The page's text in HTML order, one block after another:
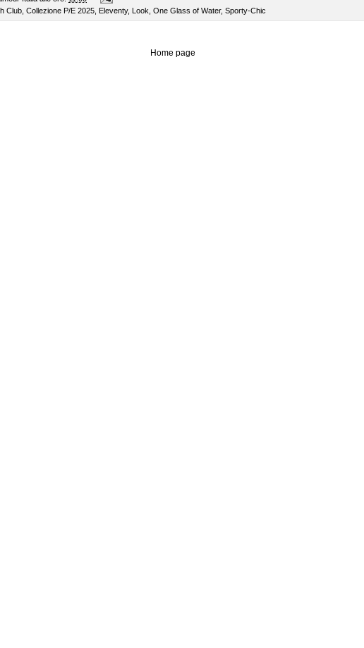
Club Collezione P/E 2025 Eleventy, Look One Glass of Water, Sporty-Chic
Home page